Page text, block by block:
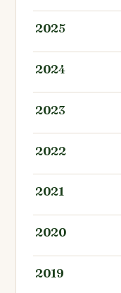
2025
2024
2023
2022
2021
2020
2019